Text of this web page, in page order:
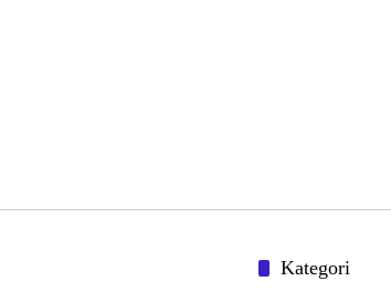
Kategori